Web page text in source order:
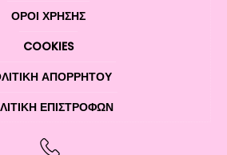
ΌΡΟΙ ΧΡΉΣΗΣ
COOKIES
ΑΠΟΡΡΉΤΟΥ
ΕΠΙΣΤΡΟΦΏΝ